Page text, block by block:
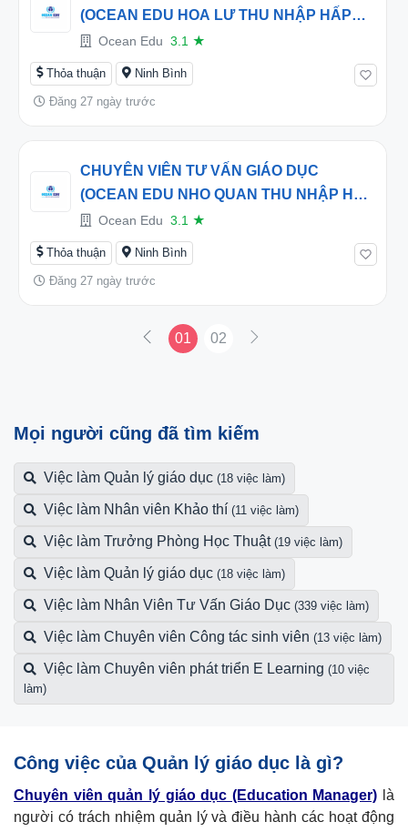
(OCEAN EDU HOA LƯ THU NHẬP HẤP
DẪN TỪ 15 -30TRIỆU/THÁNG
Ocean Edu 3.1 ★
Thỏa thuận Ninh Bình
Đăng 27 ngày trước
CHUYÊN VIÊN TƯ VẤN GIÁO DỤC
(OCEAN EDU NHO QUAN THU NHẬP HẤP
DẪN TỪ 15 -30TRIỆU/THÁNG
Ocean Edu 3.1 ★
Thỏa thuận Ninh Bình
Đăng 27 ngày trước
01 02
Mọi người cũng đã tìm kiếm
Việc làm Quản lý giáo dục (18 việc làm)
Việc làm Nhân viên Khảo thí (11 việc làm)
Việc làm Trưởng Phòng Học Thuật (19 việc làm)
Việc làm Quản lý giáo dục (18 việc làm)
Việc làm Nhân Viên Tư Vấn Giáo Dục (339 việc làm)
Việc làm Chuyên viên Công tác sinh viên (13 việc làm)
Việc làm Chuyên viên phát triển E Learning (10 việc
làm)
Công việc của Quản lý giáo dục là gì?
Chuyên viênquản lý giáo dục (Education Manager) là
người có trách nhiệm quản lý và điều hành các hoạt động